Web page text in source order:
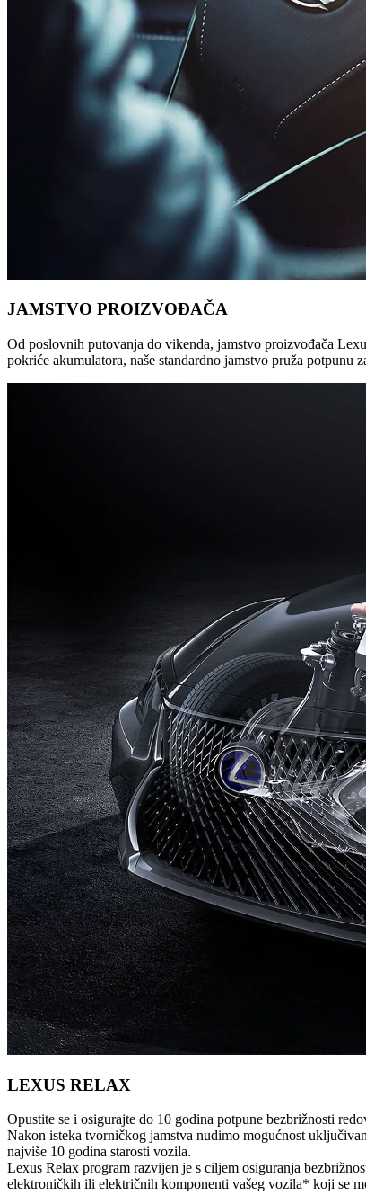
JAMSTVO PROIZVOĐAČA
Od poslovnih putovanja do vikenda, jamstvo proizvođača
pokriće akumulatora, naše standardno jamstvo pruža potpunu
LEXUS RELAX
Opustite se i osigurajte do 10 godina potpune bezbrižnosti
Nakon isteka tvorničkog jamstva nudimo mogućnost
najviše 10 godina starosti vozila.
Lexus Relax program razvijen je s ciljem osiguranja
elektroničkih ili električnih komponenti vašeg vozila* koji se